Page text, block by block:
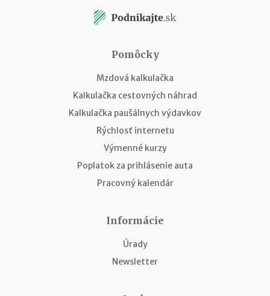
Pomôcky
Mzdová kalkulačka
Kalkulačka cestovných náhrad
Kalkulačka paušálnych výdavkov
Rýchlosť internetu
Výmenné kurzy
Poplatok za prihlásenie auta
Pracovný kalendár
Informácie
Úrady
Newsletter